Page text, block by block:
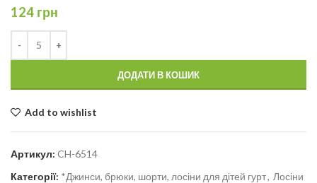
124 грн
ДОДАТИ В КОШИК
Add to wishlist
Артикул: CH-6514
Категорії: *Джинси, брюки, шорти, лосіни для дітей гурт, Лосіни